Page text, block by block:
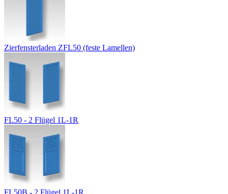
Zierfensterladen ZFL50 (feste Lamellen)
FL50 - 2 Flügel 1L-1R
FL50B - 2 Flügel 1L-1R